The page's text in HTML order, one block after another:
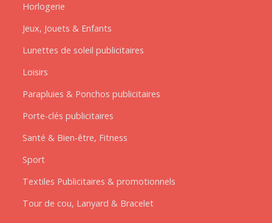
Horlogerie
Jeux, Jouets & Enfants
Lunettes de soleil publicitaires
Loisirs
Parapluies & Ponchos publicitaires
Porte-clés publicitaires
Santé & Bien-être, Fitness
Sport
Textiles Publicitaires & promotionnels
Tour de cou, Lanyard & Bracelet